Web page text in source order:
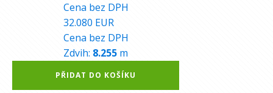
Cena bez DPH
32.080 EUR
Cena bez DPH
Zdvih: 8.255 m
PŘIDAT DO KOŠÍKU